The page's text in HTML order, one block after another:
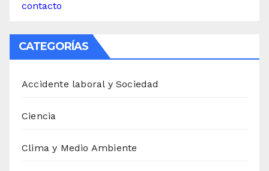
contacto
CATEGORÍAS
Accidente laboral y Sociedad
Ciencia
Clima y Medio Ambiente